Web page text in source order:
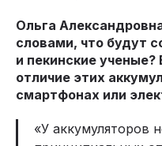
Ольга
словами, что будут
и пекинские
отличие этих
смартфонах или
«У аккумуляторов